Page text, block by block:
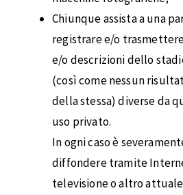
Chiunque assista a una
registrare e/o
e/o descrizioni dello
(così come nessun
della stessa) diverse da
uso privato.
In ogni caso è
diffondere tramite
televisione o altro